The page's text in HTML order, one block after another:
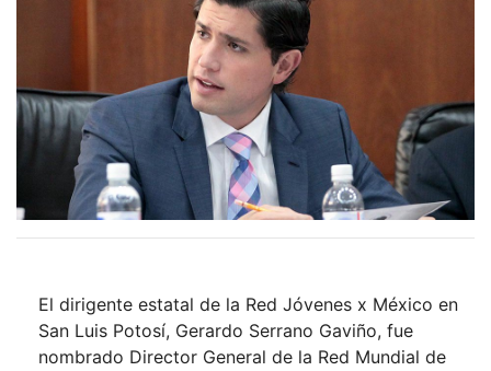
El dirigente estatal de la Red Jóvenes x México en
San Luis Potosí, Gerardo Serrano Gaviño, fue
nombrado Director General de la Red Mundial de